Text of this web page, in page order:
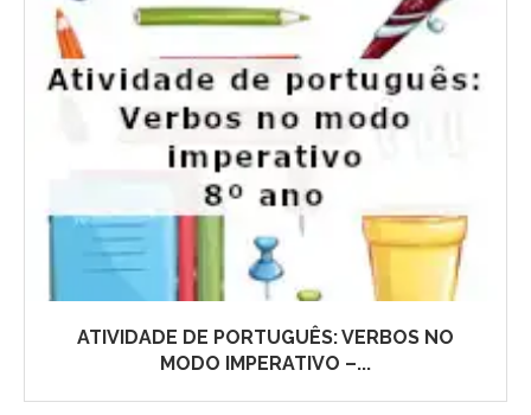
ATIVIDADE DE PORTUGUÊS: VERBOS NO
MODO IMPERATIVO –...